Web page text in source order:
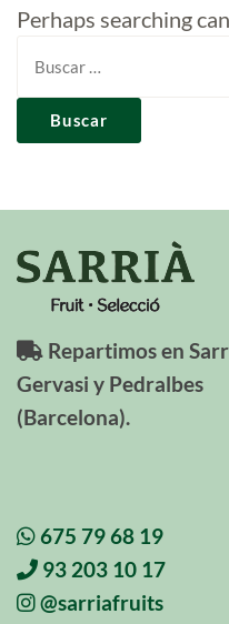
Perhaps searching
Repartimos en
Gervasi y Pedralbes
(Barcelona).
675 79 68 19
93 203 10 17
@sarriafruits